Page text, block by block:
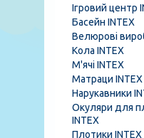
Ігровий центр
Басейн INTEX
Велюрові
Кола INTEX
М'ячі INTEX
Матраци INTEX
Нарукавники
Окуляри для
INTEX
Плотики INTEX